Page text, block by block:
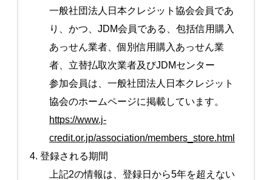
一般社団法人日本クレジット協会会員であ
り、かつ、JDM会員である、包括信用購入
あっせん業者、個別信用購入あっせん業
者、立替払取次業者及びJDMセンター
参加会員は、一般社団法人日本クレジット
協会のホームページに掲載しています。
https://www.j-
credit.or.jp/association/members_store.html
4. 登録される期間
上記2の情報は、登録日から5年を超えない